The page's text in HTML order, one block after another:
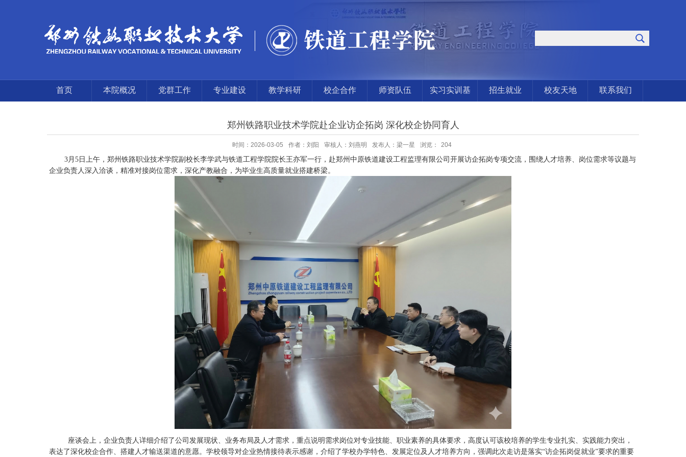
首页 本院概况 党群工作 专业建设 教学科研 校企合作 师资队伍 实习实训基 招生就业 校友天地 联系我们
郑州铁路职业技术学院赴企业访企拓岗 深化校企协同育人
时间：2026-03-05 作者：刘阳 审核人：刘燕明 发布人：梁一星 浏览： 204
3月5 日上午，郑州铁路职业技术学院副校长李学武与铁道工程学院院长王亦军一行，赴郑州中原铁道建设工程监理有限公司开展访企拓岗专项交流，围绕人才培养、岗位需求等议题与
企业负责人深入洽谈，精准对接岗位需求，深化产教融合，为毕业生高质量就业搭建桥梁。
座谈会上，企业负责人详细介绍了公司发展现状、业务布局及人才需求，重点说明需求岗位对专业技能、职业素养的具体要求，高度认可该校培养的学生专业扎实、实践能力突出，
表达了深化校企合作、搭建人才输送渠道的意愿。学校领导对企业热情接待表示感谢，介绍了学校办学特色、发展定位及人才培养方向，强调此次走访是落实“访企拓岗促就业”要求的重要